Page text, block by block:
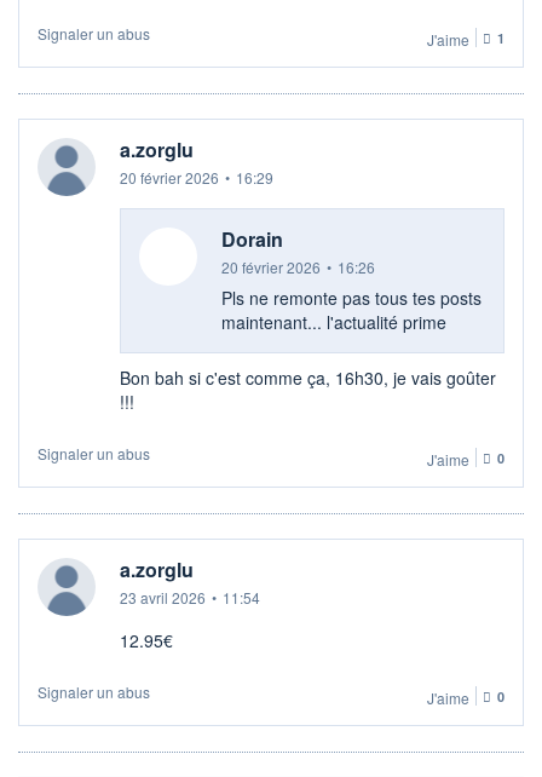
Signaler un abus J'aime 1
a.zorglu
20 février 2026 • 16:29
Dorain
20 février 2026 • 16:26
Pls ne remonte pas tous tes posts
maintenant... l'actualité prime
Bon bah si c'est comme ça, 16h30, je vais goûter
!!!
Signaler un abus J'aime 0
a.zorglu
23 avril 2026 • 11:54
12.95€
Signaler un abus J'aime 0